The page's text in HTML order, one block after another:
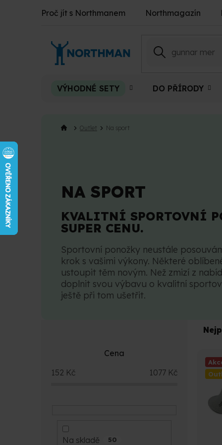
Proč jít s Northmanem Northmagazín
VÝHODNÉ SETY DO PŘÍRODY
Outlet Na sport
NA SPORT
KVALITNÍ SPORTOVNÍ
SUPER CENU.
Sportovní ponožky neustále
krok s vašimi výkony. Některé
ustoupit těm novým. Než zmizí z
doplnit svou výbavu o kvalitní
ještě při tom ušetřit.
Cena
152 Kč 1077 Kč
Na skladě 50